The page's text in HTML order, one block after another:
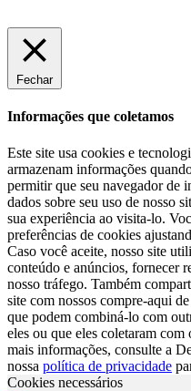
Fechar
Informações que coletamos
Este site usa cookies e
armazenam informações
permitir que seu navegador de
dados sobre seu uso de nosso
sua experiência ao visita-lo.
preferências de cookies
Caso você aceite, nosso site
conteúdo e anúncios, fornecer
nosso tráfego. Também
site com nossos compre-aqui
que podem combiná-lo com
eles ou que eles coletaram
mais informações, consulte a
nossa política de privacidade
Cookies necessários